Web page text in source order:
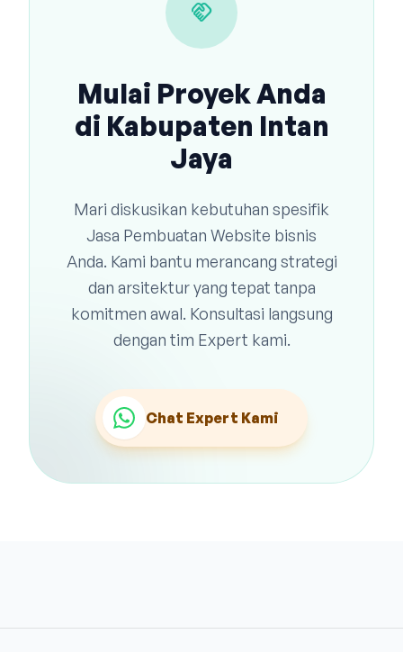
handshake
Mulai Proyek Anda
di Kabupaten Intan
Jaya
Mari diskusikan kebutuhan spesifik
Jasa Pembuatan Website bisnis
Anda. Kami bantu merancang strategi
dan arsitektur yang tepat tanpa
komitmen awal. Konsultasi langsung
dengan tim Expert kami.
Chat Expert Kami